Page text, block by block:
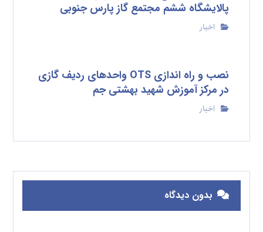
پالایشگاه ششم مجتمع گاز پارس جنوبی
اخبار
نصب و راه اندازی OTS واحدهای ردیف گازی
در مرکز آموزش شهید بهشتی جم
اخبار
بدون دیدگاه